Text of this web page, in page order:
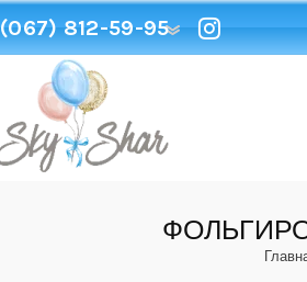
(067) 812-59-95
(067) 812-59-95